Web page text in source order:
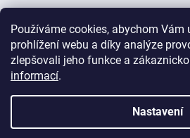
Používáme cookies, abychom
prohlížení webu a díky analýze
zlepšovali jeho funkce a
informací.
Nastavení